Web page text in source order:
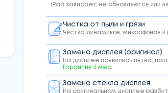
iPad зависает, не обновляется или
Чистка от пыли и грязи
Чистка динамиков, микрофонов
Замена дисплея (оригинал)
На дисплее появились пятна,
Гарантия 3 мес.
Замена стекла дисплея
На оригинальном дисплее